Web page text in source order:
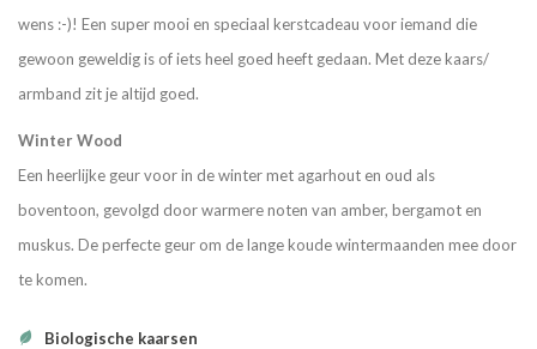
wens :-)! Een super mooi en speciaal kerstcadeau voor iemand die
gewoon geweldig is of iets heel goed heeft gedaan. Met deze kaars/
armband zit je altijd goed.
Winter Wood
Een heerlijke geur voor in de winter met agarhout en oud als
boventoon, gevolgd door warmere noten van amber, bergamot en
muskus. De perfecte geur om de lange koude wintermaanden mee door
te komen.
Biologische kaarsen